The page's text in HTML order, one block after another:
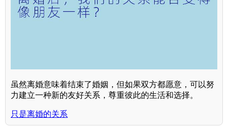
虽然离婚意味着结束了婚姻，但如果双方都愿意，可以努
力建立一种新的友好关系，尊重彼此的生活和选择。
只是离婚的关系